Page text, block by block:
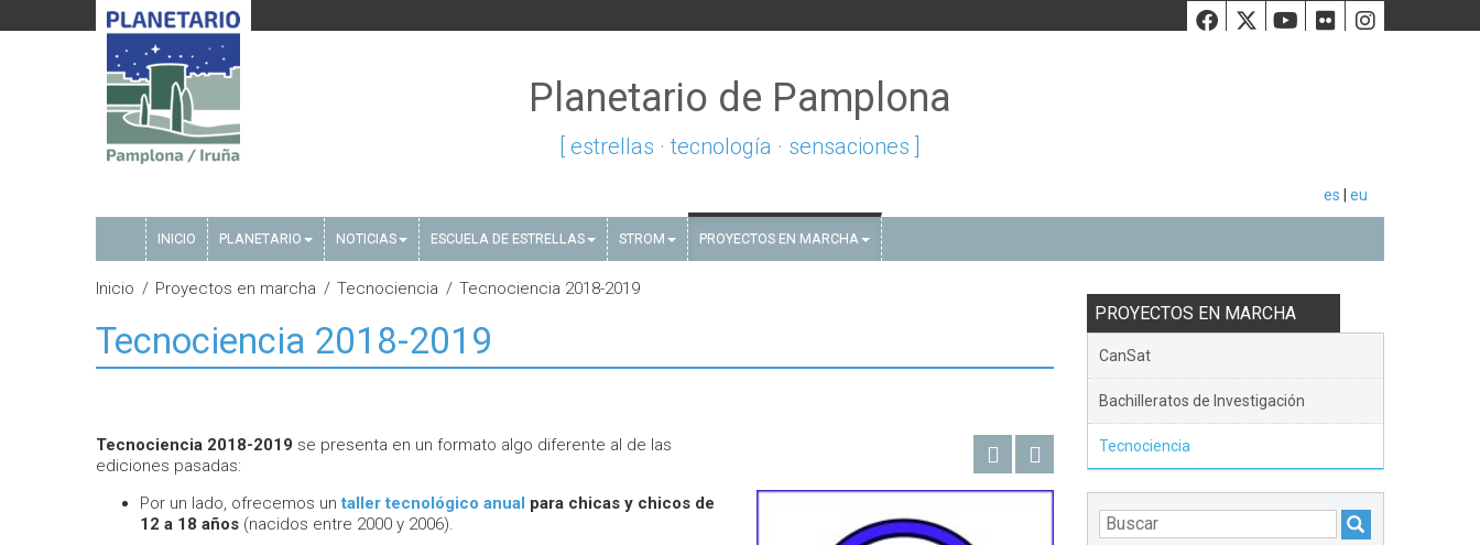
Facebook
Twiiter
Youtube
Flickr
Planetario de Pamplona
[ estrellas · tecnología · sensaciones ]
es eu
INICIO PLANETARIO NOTICIAS ESCUELA DE ESTRELLAS STROM PROYECTOS EN MARCHA
Inicio Proyectos en marcha Tecnociencia Tecnociencia 2018-2019
Tecnociencia 2018-2019
Tecnociencia 2018-2019 se presenta en un formato algo diferente al de las
ediciones pasadas:
Por un lado, ofrecemos un taller tecnológico anual para chicas y chicos de
12 a 18 años (nacidos entre 2000 y 2006).
PROYECTOS EN MARCHA
CanSat
Bachilleratos de Investigación
Tecnociencia